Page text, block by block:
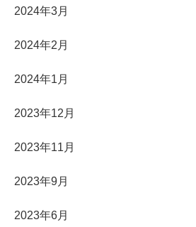
2024年3月
2024年2月
2024年1月
2023年12月
2023年11月
2023年9月
2023年6月